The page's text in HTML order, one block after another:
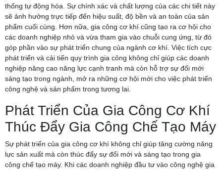
thống tự động hóa. Sự chính xác và chất lượng của các chi tiết này
sẽ ảnh hưởng trực tiếp đến hiệu suất, độ bền và an toàn của sản
phẩm cuối cùng. Hơn nữa, gia công cơ khí cũng tạo ra cơ hội cho
các doanh nghiệp nhỏ và vừa tham gia vào chuỗi cung ứng, từ đó
góp phần vào sự phát triển chung của ngành cơ khí. Việc tích cực
phát triển và cải tiến quy trình gia công không chỉ giúp các doanh
nghiệp nâng cao năng lực cạnh tranh mà còn hỗ trợ sự đổi mới
sáng tạo trong ngành, mở ra những cơ hội mới cho việc phát triển
công nghệ và sản phẩm trong tương lai.
Phát Triển Của Gia Công Cơ Khí
Thúc Đẩy Gia Công Chế Tạo Máy
Sự phát triển của gia công cơ khí không chỉ giúp tăng cường năng
lực sản xuất mà còn thúc đẩy sự đổi mới và sáng tạo trong gia
công chế tạo máy. Khi các doanh nghiệp đầu tư vào công nghệ gia